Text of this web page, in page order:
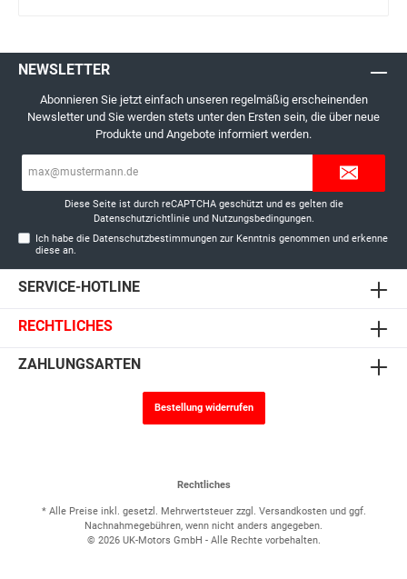
NEWSLETTER
Abonnieren Sie jetzt einfach unseren regelmäßig erscheinenden
Newsletter und Sie werden stets unter den Ersten sein, die über neue
Produkte und Angebote informiert werden.
Diese Seite ist durch reCAPTCHA geschützt und es gelten die
Datenschutzrichtlinieund Nutzungsbedingungen.
Ich habe die Datenschutzbestimmungen zur Kenntnis genommen und erkenne
diese an.
SERVICE-HOTLINE
RECHTLICHES
ZAHLUNGSARTEN
Bestellung widerrufen
Rechtliches
* Alle Preise inkl. gesetzl. Mehrwertsteuer zzgl. Versandkostenund ggf.
Nachnahmegebühren, wenn nicht anders angegeben.
© 2026 UK-Motors GmbH - Alle Rechte vorbehalten.